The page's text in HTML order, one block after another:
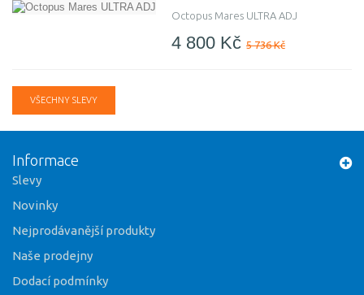
Octopus Mares ULTRA ADJ
4 800 Kč 5 736 Kč
VŠECHNY SLEVY
Informace
Slevy
Novinky
Nejprodávanější produkty
Naše prodejny
Dodací podmínky